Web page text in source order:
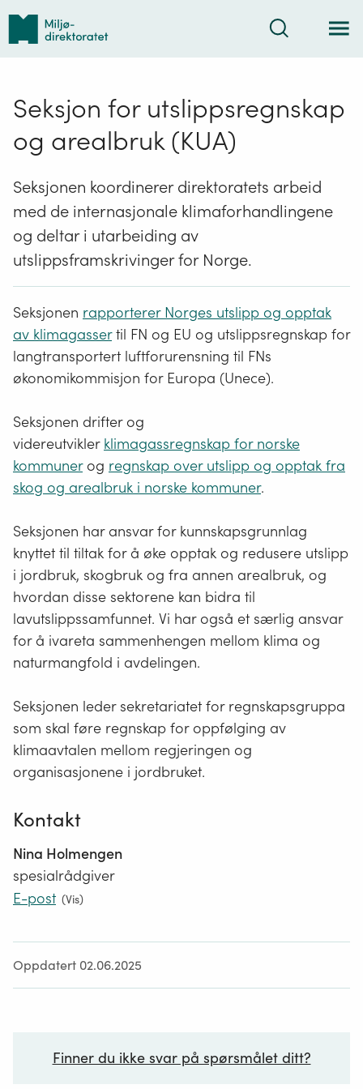
Tilbake
forsiden
Søk
Seksjon for utslippsregnskap
og arealbruk (KUA)
Seksjonen koordinerer direktoratets arbeid
med de internasjonale klimaforhandlingene
og deltar i utarbeiding av
utslippsframskrivinger for Norge.
Seksjonen rapporterer Norges utslipp og opptak
av klimagassertil FN og EU og utslippsregnskap for
langtransportert luftforurensning til FNs
økonomikommisjon for Europa (Unece).
Seksjonen drifter og
videreutvikler klimagassregnskap for norske
kommunerog regnskap over utslipp og opptak fra
skog og arealbruk i norske kommuner.
Seksjonen har ansvar for kunnskapsgrunnlag
knyttet til tiltak for å øke opptak og redusere utslipp
i jordbruk, skogbruk og fra annen arealbruk, og
hvordan disse sektorene kan bidra til
lavutslippssamfunnet. Vi har også et særlig ansvar
for å ivareta sammenhengen mellom klima og
naturmangfold i avdelingen.
Seksjonen leder sekretariatet for regnskapsgruppa
som skal føre regnskap for oppfølging av
klimaavtalen mellom regjeringen og
organisasjonene i jordbruket.
Kontakt
Nina Holmengen
spesialrådgiver
E-post (Vis)
Oppdatert 02.06.2025
Finner du ikke svar på spørsmålet ditt?